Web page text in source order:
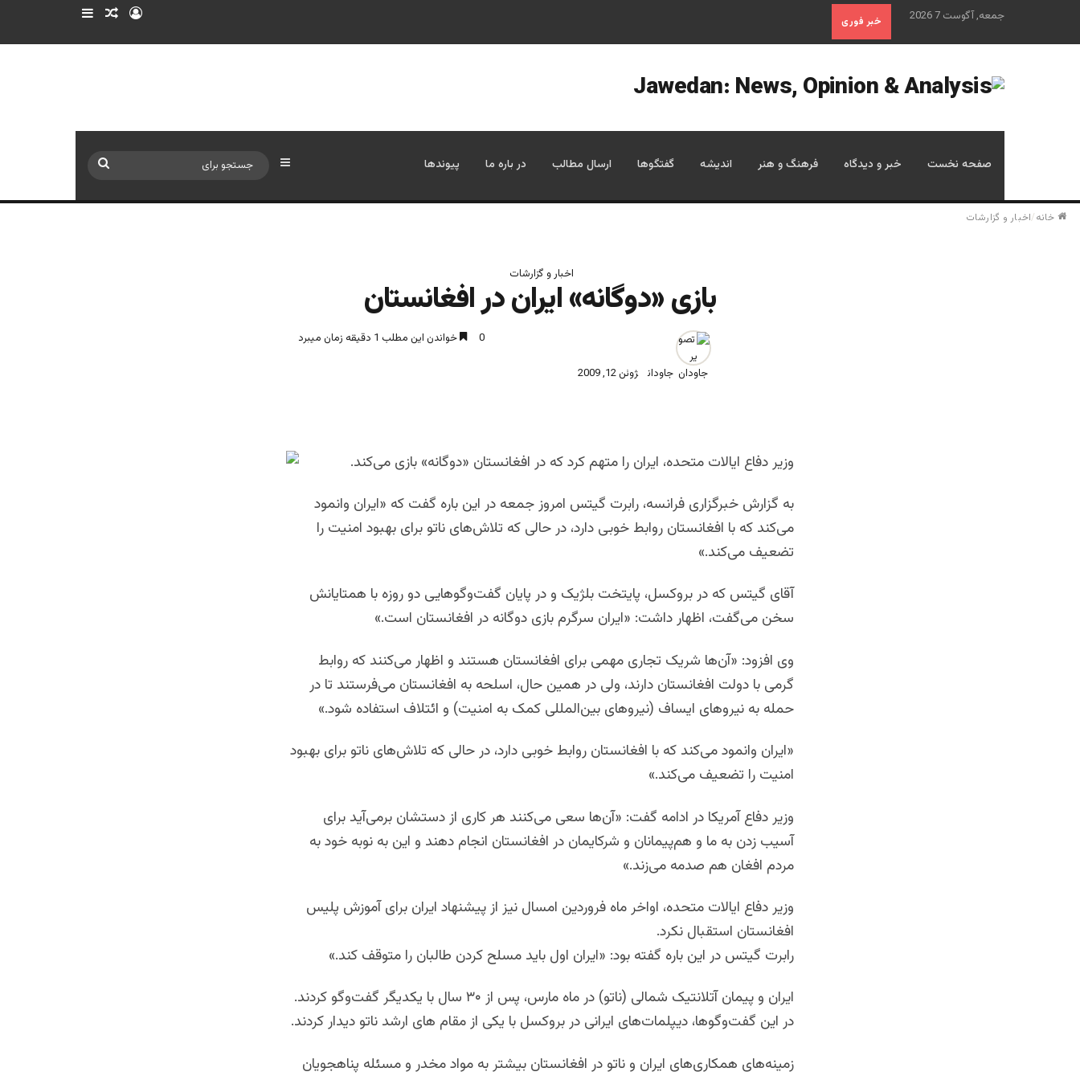
جمعه, آگوست 7 2026 خبر فوری ورود نوشته تصادفی
صفحه نخست خبر و دیدگاه فرهنگ و هنر اندیشه گفتگوها ارسال مطالب در باره ما پیوندها سایدبار
خانه/اخبار و گزارشات
اخبار و گزارشات
بازی «دوگانه» ایران در افغانستان
جاودان ژوئن 12, 2009
0 خواندن این مطلب 1 دقیقه زمان میبرد
وزیر دفاع ایالات متحده، ایران را متهم کرد که در افغانستان «دوگانه» بازی می‌کند.
به گزارش خبرگزاری فرانسه، رابرت گیتس امروز جمعه در این باره گفت که «ایران وانمود
می‌کند که با افغانستان روابط خوبی دارد، در حالی که تلاش‌های ناتو برای بهبود امنیت را
تضعیف می‌کند.»
آقای گیتس که در بروکسل، پایتخت بلژیک و در پایان گفت‌وگوهایی دو روزه با همتایانش
سخن می‌گفت، اظهار داشت: «ایران سرگرم بازی دوگانه در افغانستان است.»
وی افزود: «آن‌ها شریک تجاری مهمی برای افغانستان هستند و اظهار می‌کنند که روابط
گرمی با دولت افغانستان دارند،‌ ولی در همین حال، اسلحه به افغانستان می‌فرستند تا در
حمله به نیروهای ایساف (نیروهای بین‌المللی کمک به امنیت) و ائتلاف استفاده شود.»
«ایران وانمود می‌کند که با افغانستان روابط خوبی دارد، در حالی که تلاش‌های ناتو برای بهبود
امنیت را تضعیف می‌کند.»
وزیر دفاع آمریکا در ادامه گفت: «آن‌ها سعی می‌کنند هر کاری از دستشان برمی‌آید برای
آسیب زدن به ما و هم‌پیمانان و شرکایمان در افغانستان انجام دهند و این به نوبه خود به
مردم افغان هم صدمه می‌زند.»
وزیر دفاع ایالات متحده، اواخر ماه فروردین امسال نیز از پیشنهاد ایران برای آموزش پلیس
افغانستان استقبال نکرد.
رابرت گیتس در این باره گفته‌ بود: «ایران اول باید مسلح کردن طالبان را متوقف کند.»
ایران و پیمان آتلانتیک شمالی (ناتو) در ماه مارس، پس از ۳۰ سال با یکدیگر گفت‌وگو کردند.
در این گفت‌وگوها، دیپلمات‌های ایرانی در بروکسل با یکی از مقام های ارشد ناتو دیدار کردند.
زمینه‌های همکاری‌های ایران و ناتو در افغانستان بیشتر به مواد مخدر و مسئله پناهجویان